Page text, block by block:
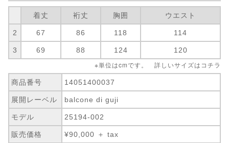
着丈 裄丈 胸囲 ウエスト
2 67 86 118 114
3 69 88 124 120
※単位はcmです。 詳しいサイズは コチラ
商品番号 14051400037
展開レーベル balcone di guji
モデル 25194-002
販売価格 ¥90,000 ＋ tax